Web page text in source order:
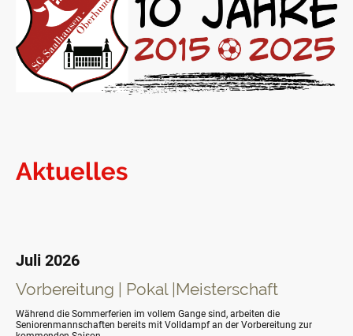
Aktuelles
Juli 2026
Vorbereitung | Pokal |Meisterschaft
Während die Sommerferien im vollem Gange sind, arbeiten die
Seniorenmannschaften bereits mit Volldampf an der Vorbereitung zur